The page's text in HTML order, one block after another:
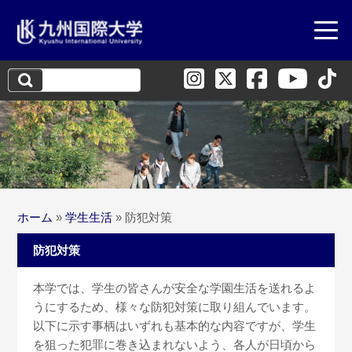
検
索:
ホーム » 学生生活 » 防犯対策
防犯対策
本学では、学生の皆さんが安全な学園生活を送れるよ
うにするため、様々な防犯対策に取り組んでいます。
以下に示す事柄はいずれも基本的な内容ですが、学生
を狙った犯罪に巻き込まれないよう、各人が日頃から